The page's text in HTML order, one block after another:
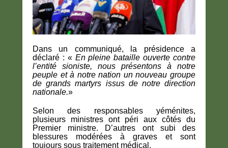
Dans un communiqué, la présidence a
déclaré : « En pleine bataille ouverte contre
l’entité sioniste, nous présentons à notre
peuple et à notre nation un nouveau groupe
de grands martyrs issus de notre direction
nationale.»
Selon des responsables yéménites,
plusieurs ministres ont péri aux côtés du
Premier ministre. D’autres ont subi des
blessures modérées à graves et sont
toujours sous traitement médical.